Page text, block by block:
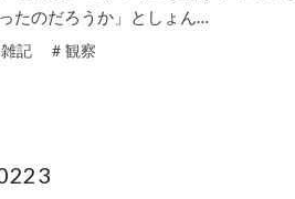
たのだろうか」としょん…
雑記 # 観察